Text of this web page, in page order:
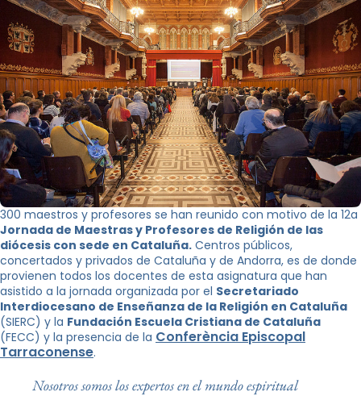
300 maestros y profesores se han reunido con motivo de la 12a
Jornada de Maestras y Profesores de Religión de las
diócesis con sede en Cataluña. Centros públicos,
concertados y privados de Cataluña y de Andorra, es de donde
provienen todos los docentes de esta asignatura que han
asistido a la jornada organizada por el Secretariado
Interdiocesano de Enseñanza de la Religión en Cataluña
(SIERC) y la Fundación Escuela Cristiana de Cataluña
(FECC) y la presencia de la Conferència Episcopal
Tarraconense.
Nosotros somos los expertos en el mundo espiritual